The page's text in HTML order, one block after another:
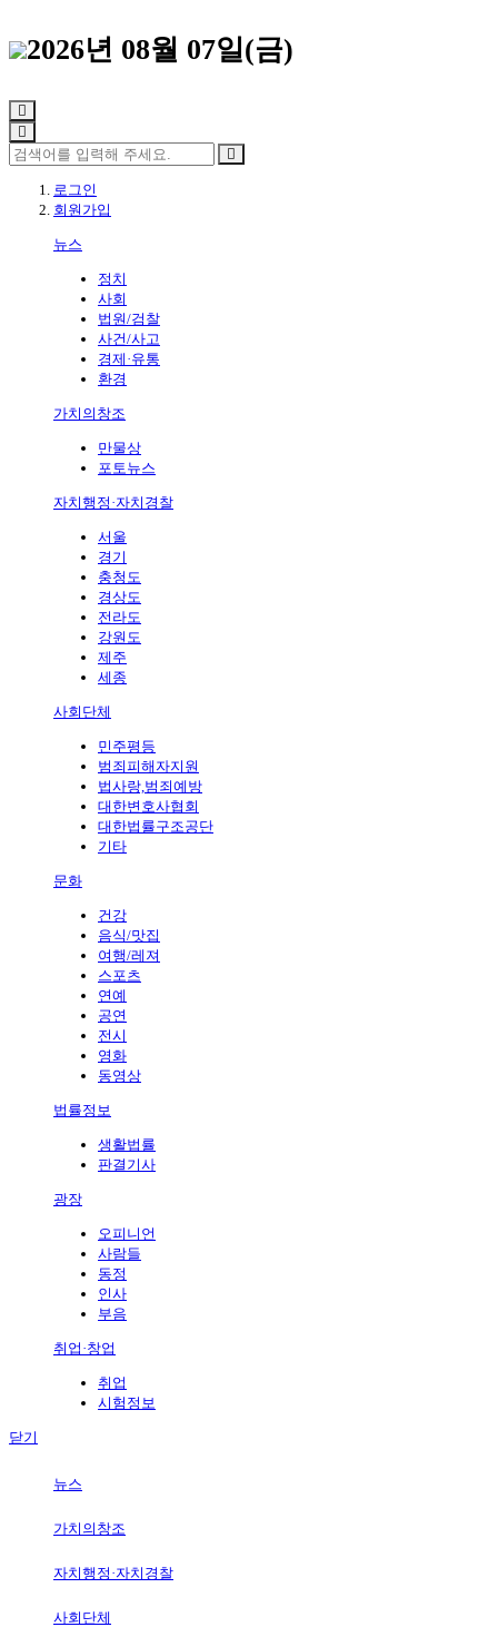
2026년 08월 07일(금)
로그인
회원가입
뉴스
정치
사회
법원/검찰
사건/사고
경제·유통
환경
가치의창조
만물상
포토뉴스
자치행정·자치경찰
서울
경기
충청도
경상도
전라도
강원도
제주
세종
사회단체
민주평등
범죄피해자지원
법사랑,범죄예방
대한변호사협회
대한법률구조공단
기타
문화
건강
음식/맛집
여행/레져
스포츠
연예
공연
전시
영화
동영상
법률정보
생활법률
판결기사
광장
오피니언
사람들
동정
인사
부음
취업·창업
취업
시험정보
닫기
뉴스
가치의창조
자치행정·자치경찰
사회단체